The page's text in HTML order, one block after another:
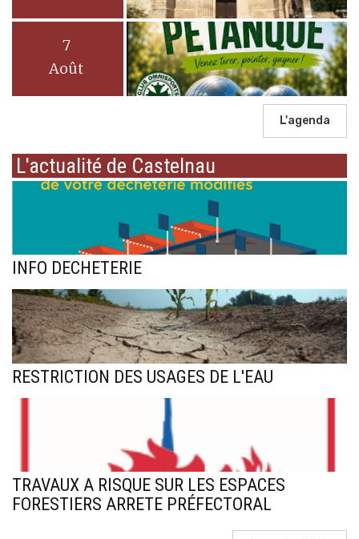
7
Août
L'agenda
L'actualité de Castelnau
INFO DECHETERIE
RESTRICTION DES USAGES DE L'EAU
TRAVAUX A RISQUE SUR LES ESPACES
FORESTIERS ARRETE PRÉFECTORAL